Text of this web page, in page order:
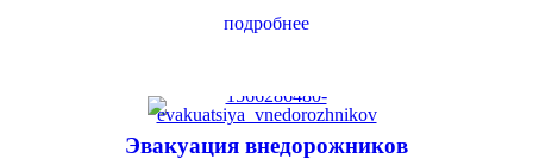
подробнее
Эвакуация внедорожников